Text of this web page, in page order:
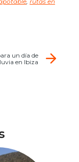
un día de
en Ibiza